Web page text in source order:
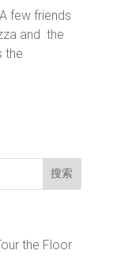
few friends
and the
the
the Floor